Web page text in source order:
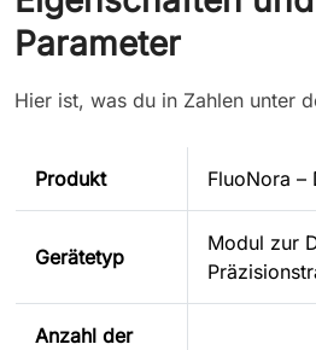
Parameter
Hier ist, was du in Zahlen unter
Produkt FluoNora –
Gerätetyp
Modul zur
Anzahl der